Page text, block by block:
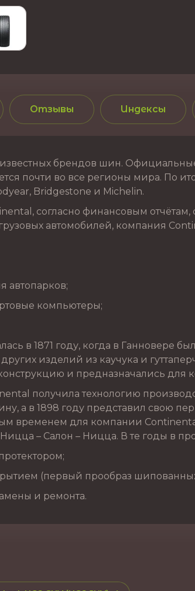
Отзывы Индексы
брендов шин. Официальные
почти во все регионы мира. По
Bridgestone и Michelin.
согласно финансовым отчётам,
автомобилей, компания
автопарков;
компьютеры;
в 1871 году, когда в Ганновере
изделий из каучука и
и предназначались для
получила технологию
а в 1898 году представил свою
временем для компании
– Салон – Ницца. В те годы в
(первый прообраз
и ремонта.